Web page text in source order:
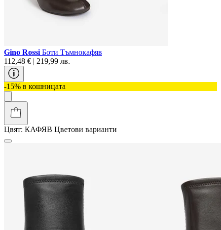
Gino Rossi Боти Тъмнокафяв
112,48 € | 219,99 лв.
-15% в кошницата
Цвят: КАФЯВ Цветови варианти